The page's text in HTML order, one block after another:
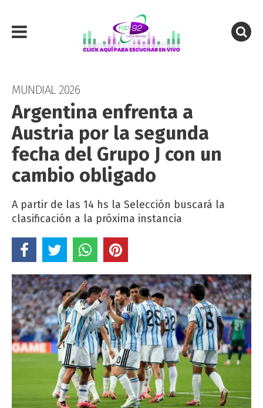
MUNDIAL 2026
Argentina enfrenta a
Austria por la segunda
fecha del Grupo J con un
cambio obligado
A partir de las 14 hs la Selección buscará la
clasificación a la próxima instancia